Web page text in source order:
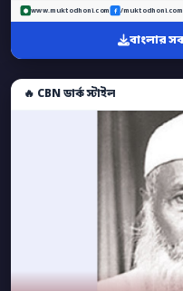
www.muktodhoni.com /
বাংলার
🔥 CBN ডার্ক স্টাইল